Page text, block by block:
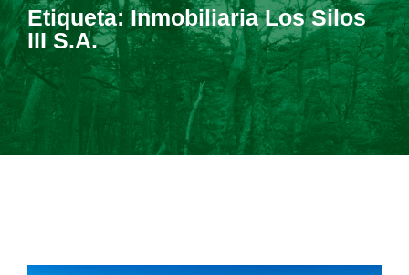
Etiqueta:Inmobiliaria Los Silos
III S.A.